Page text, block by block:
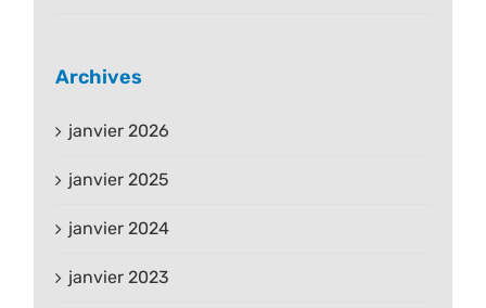
Archives
janvier 2026
janvier 2025
janvier 2024
janvier 2023